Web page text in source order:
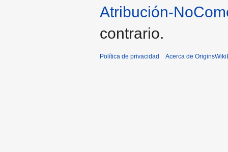
Atribución-
contrario.
Política de privacidad Acerca de